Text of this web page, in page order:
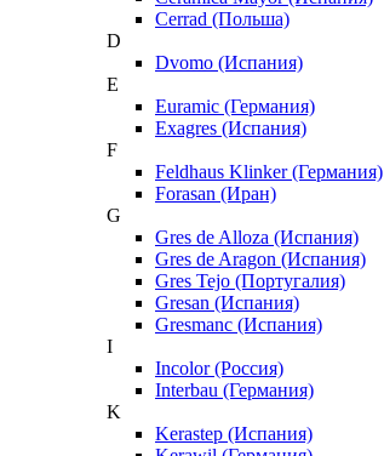
Cerrad (Польша)
D
Dvomo (Испания)
E
Euramic (Германия)
Exagres (Испания)
F
Feldhaus Klinker (Германия)
Forasan (Иран)
G
Gres de Alloza (Испания)
Gres de Aragon (Испания)
Gres Tejo (Португалия)
Gresan (Испания)
Gresmanc (Испания)
I
Incolor (Россия)
Interbau (Германия)
K
Kerastep (Испания)